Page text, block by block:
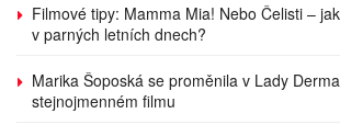
Filmové tipy: Mamma Mia! Nebo Čelisti –
v parných letních dnech?
Marika Šoposká se proměnila v Lady
stejnojmenném filmu